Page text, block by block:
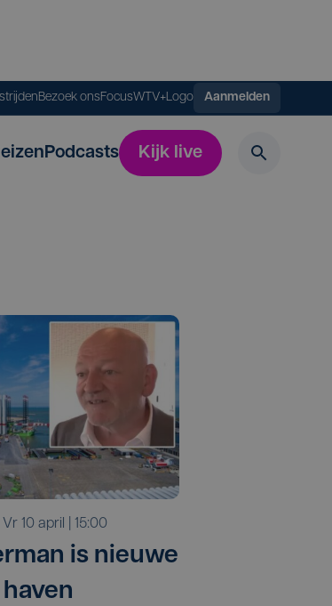
Bezoek onsFocusWTV+Logo Aanmelden
Podcasts Kijk live
vr 10 april | 15:00
is nieuwe
haven